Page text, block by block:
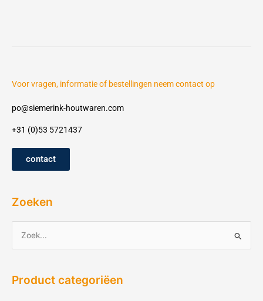
Voor vragen, informatie of bestellingen neem contact op
po@siemerink-houtwaren.com
+31 (0)53 5721437
contact
Zoeken
kProduct categoriëen